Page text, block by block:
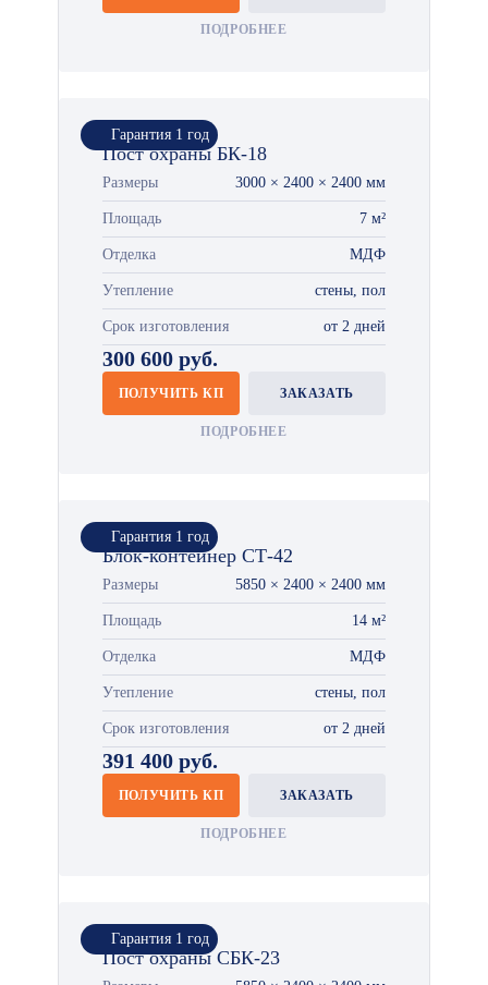
ПОДРОБНЕЕ
Гарантия 1 год
Пост охраны БК-18
Размеры 3000 × 2400 × 2400 мм
Площадь 7 м²
Отделка МДФ
Утепление стены, пол
Срок изготовления от 2 дней
300 600 руб.
ПОЛУЧИТЬ КП ЗАКАЗАТЬ
ПОДРОБНЕЕ
Гарантия 1 год
Блок-контейнер СТ-42
Размеры 5850 × 2400 × 2400 мм
Площадь 14 м²
Отделка МДФ
Утепление стены, пол
Срок изготовления от 2 дней
391 400 руб.
ПОЛУЧИТЬ КП ЗАКАЗАТЬ
ПОДРОБНЕЕ
Гарантия 1 год
Пост охраны СБК-23